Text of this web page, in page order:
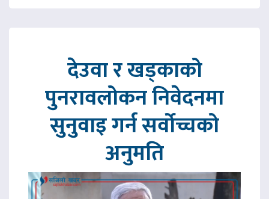
देउवा र खड्काको
पुनरावलोकन निवेदनमा
सुनुवाइ गर्न सर्वोच्चको
अनुमति